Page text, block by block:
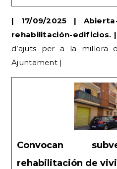
| 17/09/2025 | Abierta-
rehabilitación-edificios. |
d’ajuts per a la millora
Ajuntament |
Convocan
rehabilitación de